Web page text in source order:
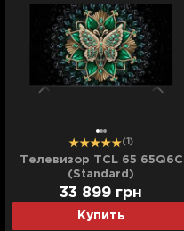
(1)
Телевизор TCL 65 65Q6C
(Standard)
Купить
33 899 грн